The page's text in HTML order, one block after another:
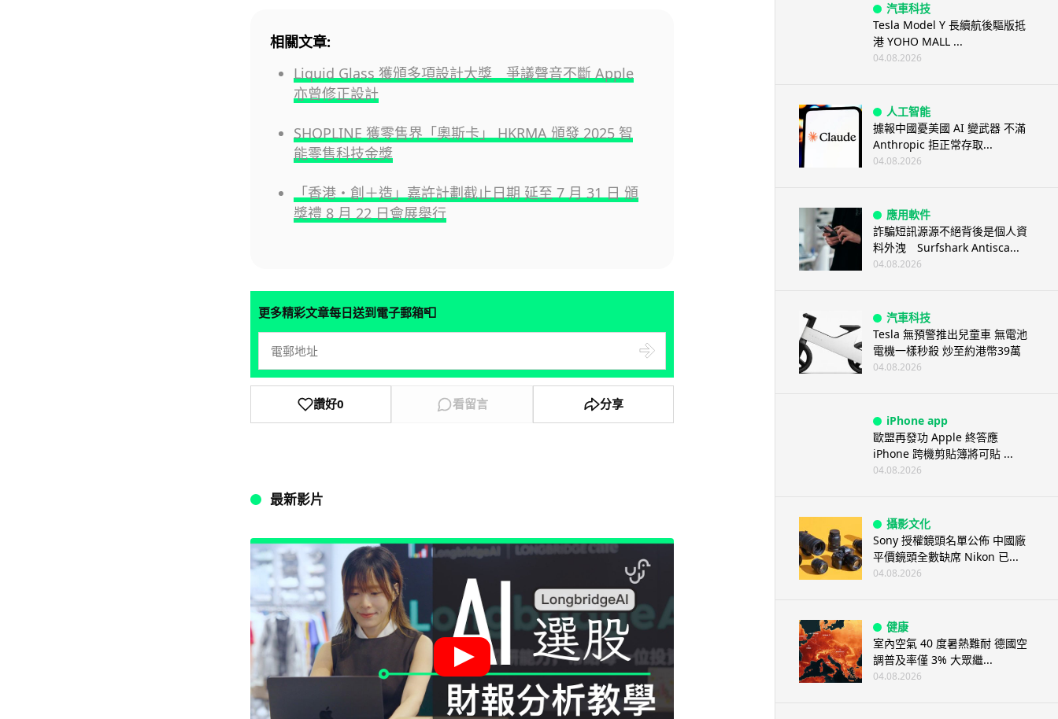
相關文章:
Liquid Glass 獲頒多項設計大獎 爭議聲音不斷 Apple
亦曾修正設計
SHOPLINE 獲零售界「奧斯卡」 HKRMA 頒發 2025 智
能零售科技金獎
「香港・創＋造」嘉許計劃截止日期 延至 7 月 31 日 頒
獎禮 8 月 22 日會展舉行
更多精彩文章每日送到電子郵箱📮
讚好0 看留言 分享
最新影片
汽車科技
Tesla Model Y 長續航後驅版抵
港 YOHO MALL ...
04.08.2026
人工智能
據報中國憂美國 AI 變武器 不滿
Anthropic 拒正常存取...
04.08.2026
應用軟件
詐騙短訊源源不絕背後是個人資
料外洩 Surfshark Antisca...
04.08.2026
汽車科技
Tesla 無預警推出兒童車 無電池
電機一樣秒殺 炒至約港幣39萬
04.08.2026
iPhone app
歐盟再發功 Apple 終答應
iPhone 跨機剪貼簿將可貼 ...
04.08.2026
攝影文化
Sony 授權鏡頭名單公佈 中國廠
平價鏡頭全數缺席 Nikon 已...
04.08.2026
健康
室內空氣 40 度暑熱難耐 德國空
調普及率僅 3% 大眾繼...
04.08.2026